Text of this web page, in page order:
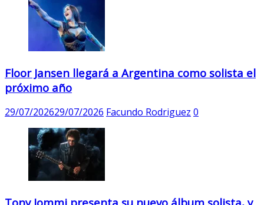
Floor Jansen llegará a Argentina como solista el
próximo año
29/07/202629/07/2026 Facundo Rodriguez 0